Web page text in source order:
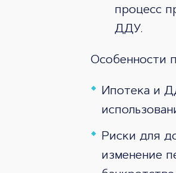
процесс
ДДУ.
Особенности
Ипотека и
Риски для
изменение